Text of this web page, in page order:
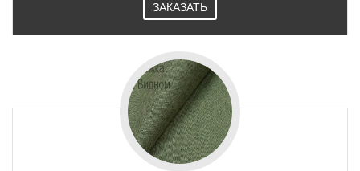
ЗАКАЗАТЬ